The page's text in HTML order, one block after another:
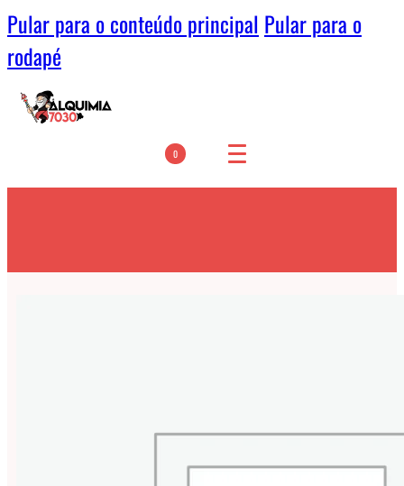
Pular para o conteúdo principal Pular para o
rodapé
0